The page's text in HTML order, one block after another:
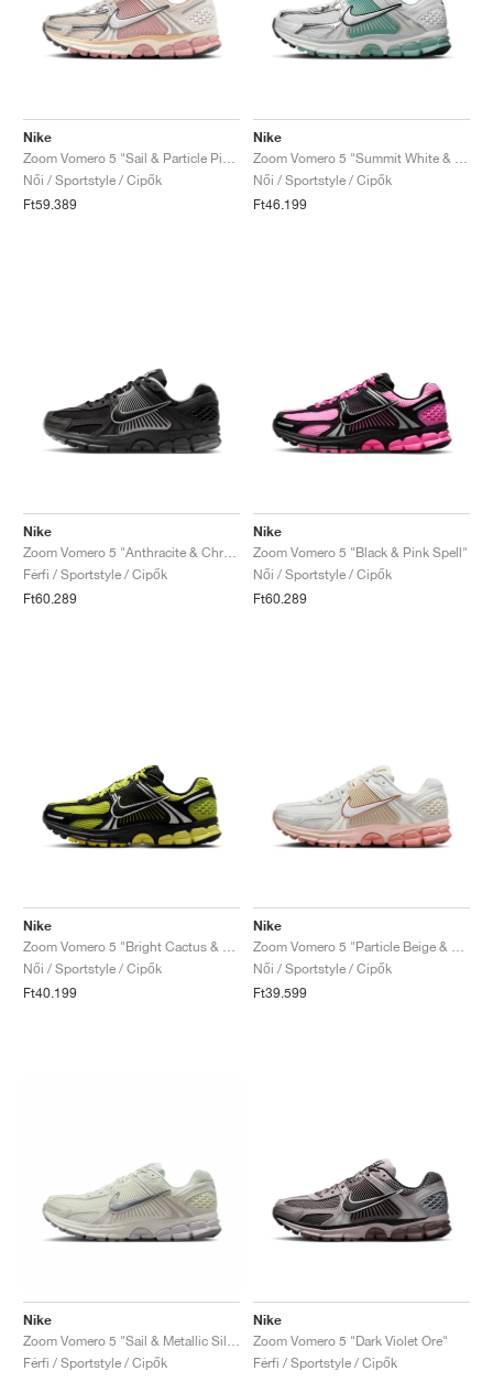
Nike
Női / Sportstyle / Cipők
Ft59.389
Nike
Női / Sportstyle / Cipők
Ft46.199
Nike
Férfi / Sportstyle / Cipők
Ft60.289
Nike
Zoom Vomero 5 "Black & Pink Spell"
Női / Sportstyle / Cipők
Ft60.289
Nike
Női / Sportstyle / Cipők
Ft40.199
Nike
Női / Sportstyle / Cipők
Ft39.599
Nike
Férfi / Sportstyle / Cipők
Nike
Zoom Vomero 5 "Dark Violet Ore"
Férfi / Sportstyle / Cipők